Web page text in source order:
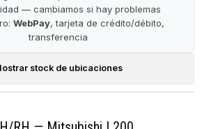
— cambiamos si hay problemas
WebPay, tarjeta de crédito/débito,
transferencia
stock de ubicaciones